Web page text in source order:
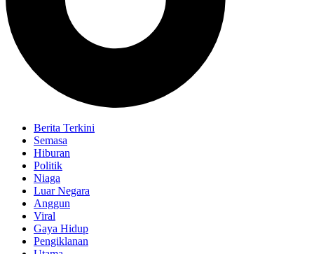
Berita Terkini
Semasa
Hiburan
Politik
Niaga
Luar Negara
Anggun
Viral
Gaya Hidup
Pengiklanan